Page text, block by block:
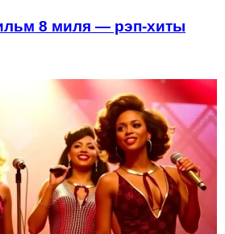
8 миля — рэп-хиты